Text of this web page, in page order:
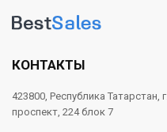
КОНТАКТЫ
423800, Республика
проспект, 224 блок 7